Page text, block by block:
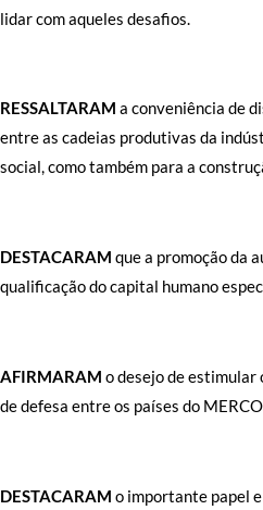
lidar com aqueles desafios.
RESSALTARAM a conveniência de
entre as cadeias produtivas da
social, como também para a
DESTACARAM que a promoção da
qualificação do capital humano
AFIRMARAM o desejo de estimular
de defesa entre os países do
DESTACARAM o importante papel